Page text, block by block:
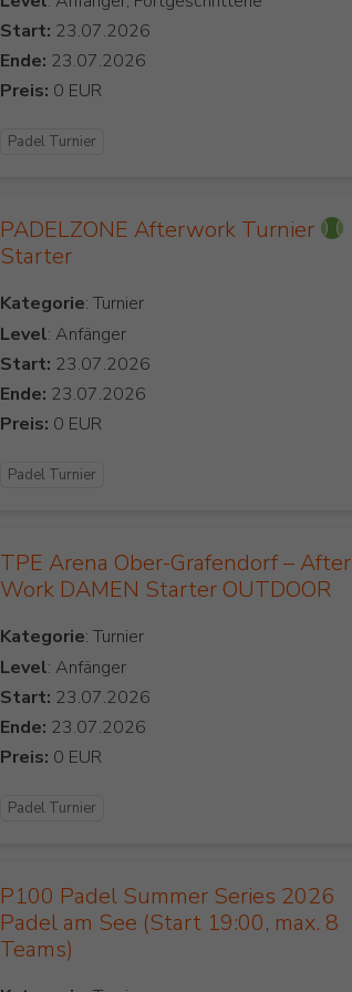
Start:
Ende:
Preis:
Padel Turnier
PADELZONE Afterwork Turnier
Starter
Kategorie
Level: Anfänger
Start:
Ende:
Preis:
Padel Turnier
TPE Arena Ober-Grafendorf – After
Work DAMEN Starter OUTDOOR
Kategorie
Level: Anfänger
Start:
Ende:
Preis:
Padel Turnier
P100 Padel Summer Series 2026
Padel am See (Start 19:00, max. 8
Teams)